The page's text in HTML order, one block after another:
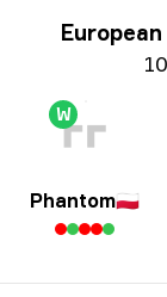
Informações
W
Phantom🇵🇱